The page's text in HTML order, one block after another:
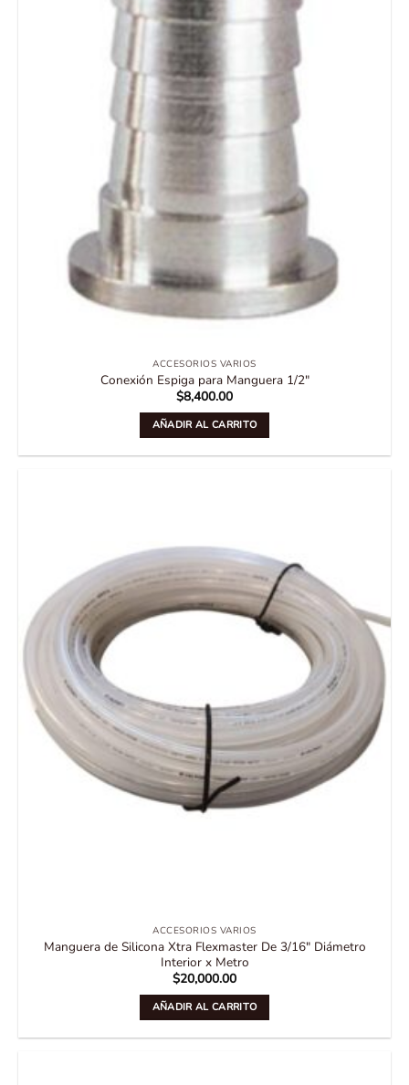
ACCESORIOS VARIOS
Conexión Espiga para Manguera 1/2″
$8,400.00
AÑADIR AL CARRITO
ACCESORIOS VARIOS
Manguera de Silicona Xtra Flexmaster De 3/16″ Diámetro
Interior x Metro
$20,000.00
AÑADIR AL CARRITO